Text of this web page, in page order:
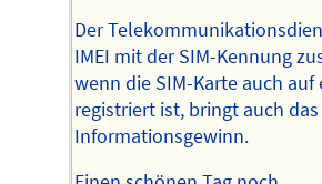
Der
IMEI mit der SIM-Kennung
wenn die SIM-Karte auch
registriert ist, bringt auch
Informationsgewinn.